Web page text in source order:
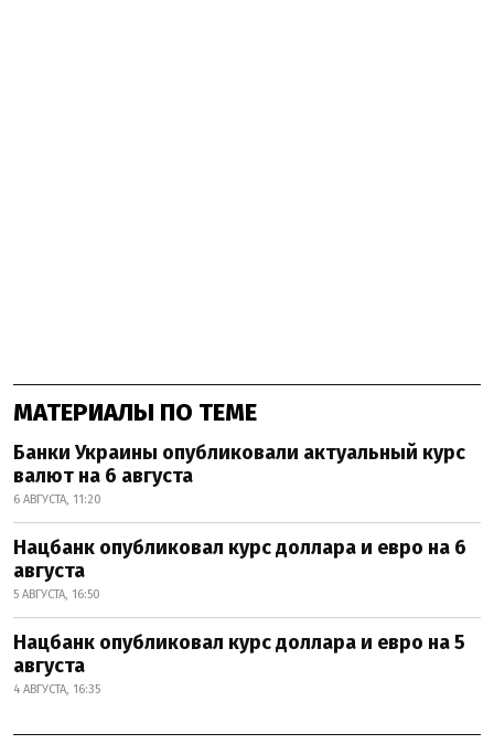
МАТЕРИАЛЫ ПО ТЕМЕ
Банки Украины опубликовали актуальный курс
валют на 6 августа
6 АВГУСТА, 11:20
Нацбанк опубликовал курс доллара и евро на 6
августа
5 АВГУСТА, 16:50
Нацбанк опубликовал курс доллара и евро на 5
августа
4 АВГУСТА, 16:35